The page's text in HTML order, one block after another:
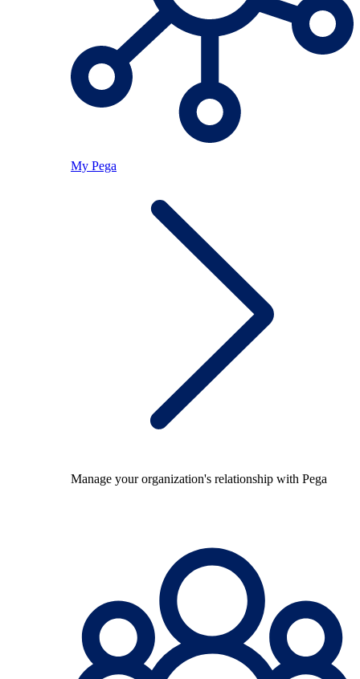
My Pega
Manage your organization's relationship with Pega